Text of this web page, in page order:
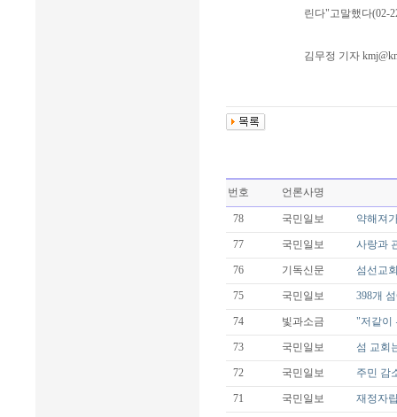
린다"고말했다(02-
김무정 기자
번호 언론사명
78 국민일보 약해져
77 국민일보 사랑과
76 기독신문 섬선교
75 국민일보 398개
74 빛과소금 "저같이
73 국민일보 섬 교회
72 국민일보 주민 감
71 국민일보 재정자